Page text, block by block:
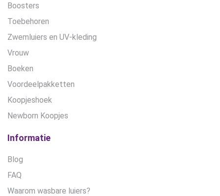
Boosters
Toebehoren
Zwemluiers en UV-kleding
Vrouw
Boeken
Voordeelpakketten
Koopjeshoek
Newborn Koopjes
Informatie
Blog
FAQ
Waarom wasbare luiers?